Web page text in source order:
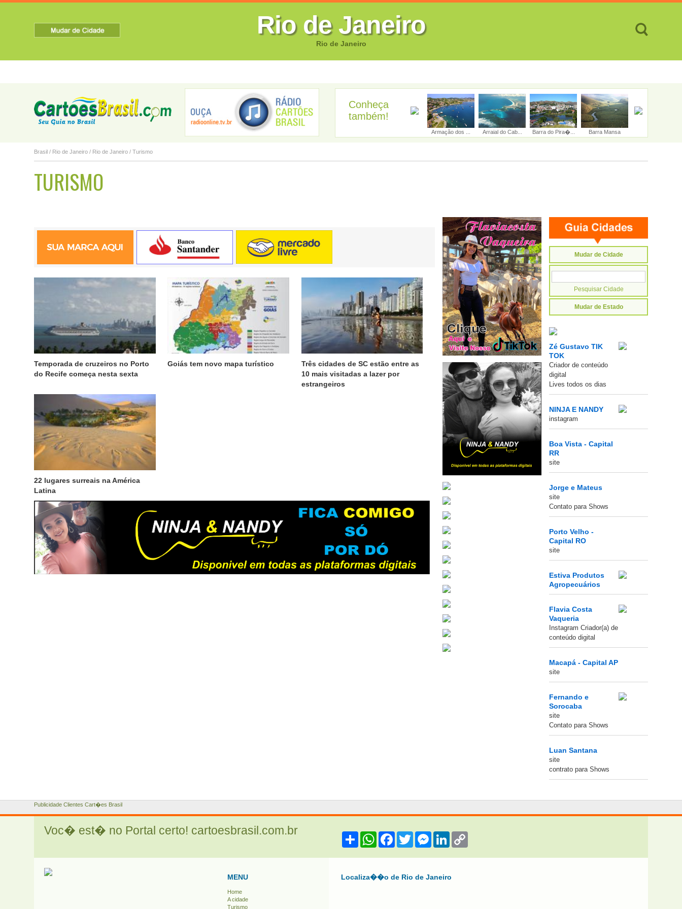
Rio de Janeiro
Rio de Janeiro
Conheça
também!
Angra dos Reis... Armação dos ... Arraial do Cab... Barra do Pira�... Barra Mansa
Brasil / Rio de Janeiro / Rio de Janeiro / Turismo
TURISMO
Temporada de cruzeiros no Porto
do Recife começa nesta sexta
Goiás tem novo mapa turístico
Três cidades de SC estão entre as
10 mais visitadas a lazer por
estrangeiros
22 lugares surreais na América
Latina
Mudar de Cidade
Mudar de Estado
Zé Gustavo TIK
TOK
Criador de conteúdo
digital
Lives todos os dias
NINJA E NANDY
instagram
Boa Vista - Capital
RR
site
Jorge e Mateus
site
Contato para Shows
Porto Velho -
Capital RO
site
Estiva Produtos
Agropecuários
Flavia Costa
Vaqueria
Instagram Criador(a) de
conteúdo digital
Macapá - Capital AP
site
Fernando e
Sorocaba
site
Contato para Shows
Luan Santana
site
contrato para Shows
Publicidade Clientes Cart�es Brasil
Voc� est� no Portal certo! cartoesbrasil.com.br Share WhatsAppFacebook
TwitterMessenger
LinkedIn
MENU
Home
A cidade
Turismo
Localiza��o de Rio de Janeiro